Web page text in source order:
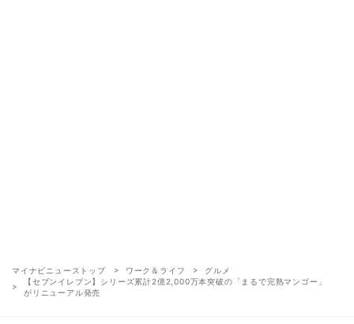
マイナビニューストップ ワーク＆ライフ
グルメ
【セブンイレブン】シリーズ累計2億2,000万本突破の「まるで完熟マンゴー」
がリニューアル発売